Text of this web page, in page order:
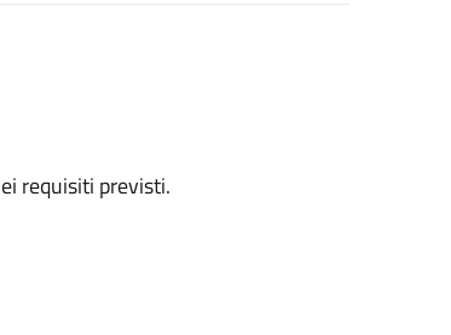
requisiti previsti.